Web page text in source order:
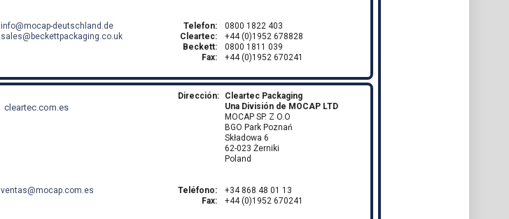
info
mocap-deutschland.de
sales
beckettpackaging.co.uk
Telefon:
Cleartec:
Beckett:
Fax:
0800 1822 403
+44 (0)1952 678828
0800 1811 039
+44 (0)1952 670241
cleartec.com.es
Dirección:
Cleartec Packaging
Una División de MOCAP LTD
MOCAP SP. Z O.O
BGO Park Poznań
Składowa 6
62-023 Żerniki
Poland
ventas mocap.com.es
Teléfono:
Fax:
+34 868 48 01 13
+44 (0)1952 670241